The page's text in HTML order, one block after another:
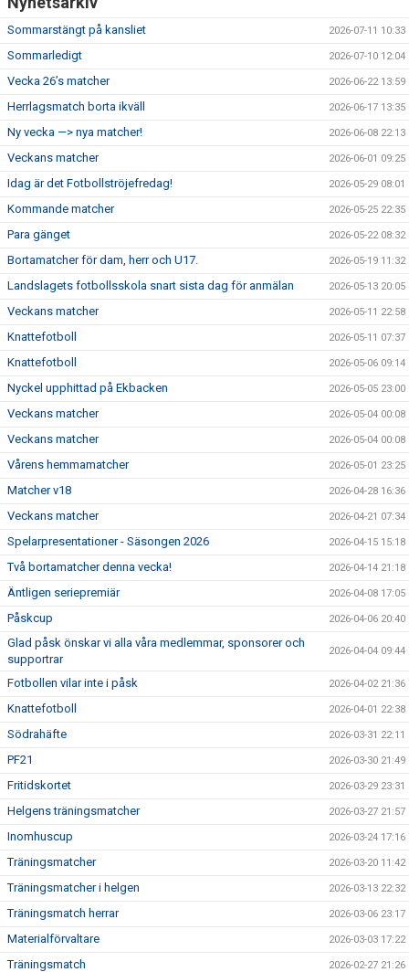
DOKUMENT
VÅRA LAG
MEDLEMSAVGIFTER
MATCHER
Sommarstängt på kansliet 2026-07-11 10:33
Sommarledigt 2026-07-10 12:04
Vecka 26’s matcher 2026-06-22 13:59
Herrlagsmatch borta ikväll 2026-06-17 13:35
Ny vecka —> nya matcher! 2026-06-08 22:13
Veckans matcher 2026-06-01 09:25
Idag är det Fotbollströjefredag! 2026-05-29 08:01
Kommande matcher 2026-05-25 22:35
Para gänget 2026-05-22 08:32
Bortamatcher för dam, herr och U17. 2026-05-19 11:32
Landslagets fotbollsskola snart sista dag för anmälan 2026-05-13 20:05
Veckans matcher 2026-05-11 22:58
Knattefotboll 2026-05-11 07:37
Knattefotboll 2026-05-06 09:14
Nyckel upphittad på Ekbacken 2026-05-05 23:00
Veckans matcher 2026-05-04 00:08
Veckans matcher 2026-05-04 00:08
Vårens hemmamatcher 2026-05-01 23:25
Matcher v18 2026-04-28 16:36
Veckans matcher 2026-04-21 07:34
Spelarpresentationer - Säsongen 2026 2026-04-15 15:18
Två bortamatcher denna vecka! 2026-04-14 21:18
Äntligen seriepremiär 2026-04-08 17:05
Påskcup 2026-04-06 20:40
Glad påsk önskar vi alla våra medlemmar, sponsorer och
supportrar
2026-04-04 09:44
Fotbollen vilar inte i påsk 2026-04-02 21:36
Knattefotboll 2026-04-01 22:38
Södrahäfte 2026-03-31 22:11
PF21 2026-03-30 21:49
Fritidskortet 2026-03-29 23:31
Helgens träningsmatcher 2026-03-27 21:57
Inomhuscup 2026-03-24 17:16
Träningsmatcher 2026-03-20 11:42
Träningsmatcher i helgen 2026-03-13 22:32
Träningsmatch herrar 2026-03-06 23:17
Materialförvaltare 2026-03-03 17:22
Träningsmatch 2026-02-27 21:26